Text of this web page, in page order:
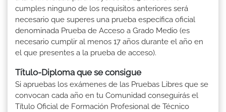
cumples ninguno de los requisitos anteriores será
necesario que superes una prueba específica oficial
denominada Prueba de Acceso a Grado Medio (es
necesario cumplir al menos 17 años durante el año en
el que presentes a la prueba de acceso).
Título-Diploma que se consigue
Si apruebas los exámenes de las Pruebas Libres que se
convocan cada año en tu Comunidad conseguirás el
Título Oficial de Formación Profesional de Técnico